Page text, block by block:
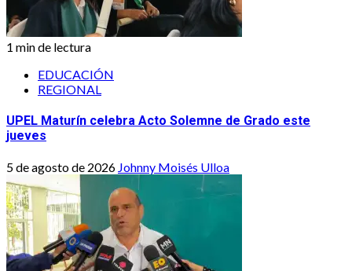
1 min de lectura
EDUCACIÓN
REGIONAL
UPEL Maturín celebra Acto Solemne de Grado este
jueves
5 de agosto de 2026 Johnny Moisés Ulloa